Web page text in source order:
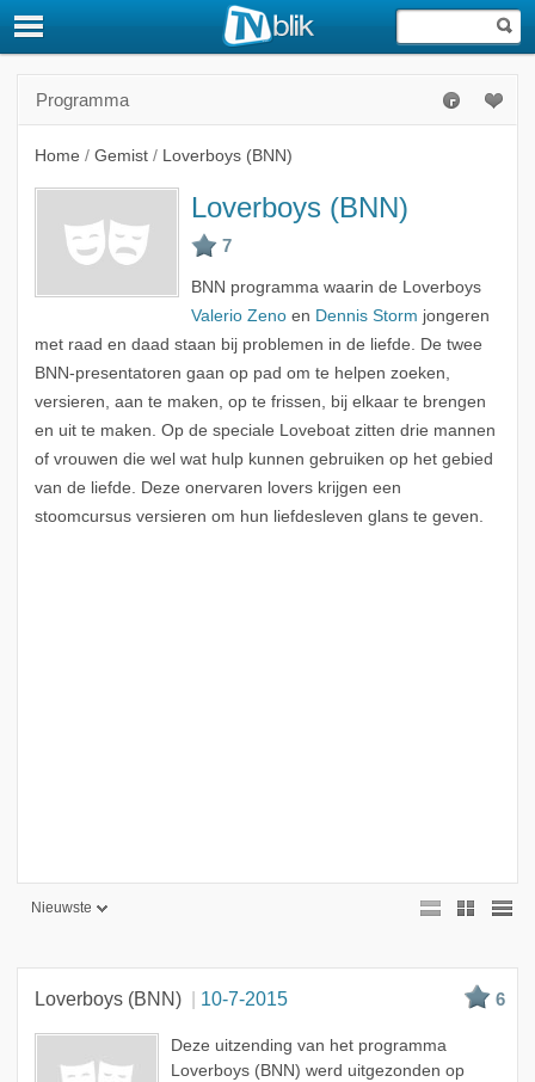
Programma
Home / Gemist / Loverboys (BNN)
Loverboys (BNN)
BNN programma waarin de Loverboys
Valerio Zenoen Dennis Storm jongeren
met raad en daad staan bij problemen in de liefde. De twee
BNN-presentatoren gaan op pad om te helpen zoeken,
versieren, aan te maken, op te frissen, bij elkaar te brengen
en uit te maken. Op de speciale Loveboat zitten drie mannen
of vrouwen die wel wat hulp kunnen gebruiken op het gebied
van de liefde. Deze onervaren lovers krijgen een
stoomcursus versieren om hun liefdesleven glans te geven.
Nieuwste
Loverboys (BNN) 10-7-2015 6
Deze uitzending van het programma
Loverboys (BNN) werd uitgezonden op